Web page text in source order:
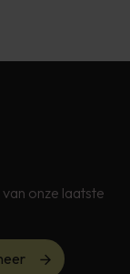
onze laatste